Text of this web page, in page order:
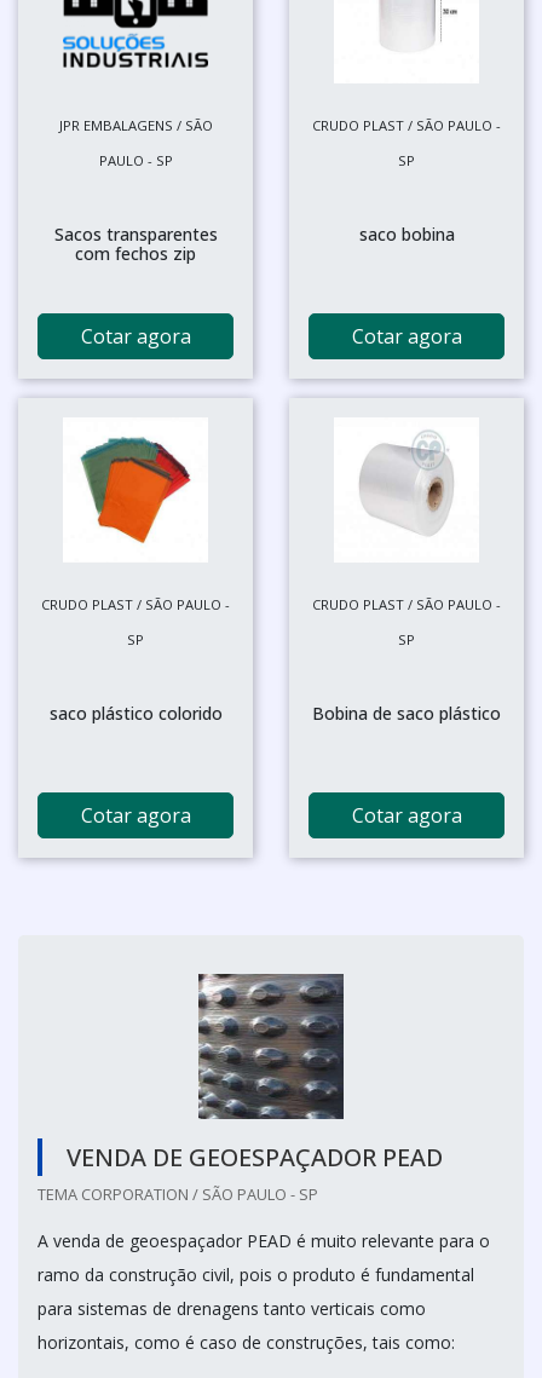
JPR EMBALAGENS / SÃO
PAULO - SP
Sacos transparentes
com fechos zip
Cotar agora
CRUDO PLAST / SÃO PAULO -
SP
saco bobina
Cotar agora
CRUDO PLAST / SÃO PAULO -
SP
saco plástico colorido
Cotar agora
CRUDO PLAST / SÃO PAULO -
SP
Bobina de saco plástico
Cotar agora
VENDA DE GEOESPAÇADOR PEAD
TEMA CORPORATION / SÃO PAULO - SP
A venda de geoespaçador PEAD é muito relevante para o
ramo da construção civil, pois o produto é fundamental
para sistemas de drenagens tanto verticais como
horizontais, como é caso de construções, tais como: